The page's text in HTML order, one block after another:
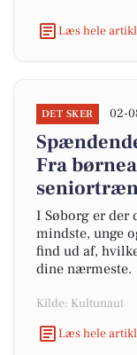
Læs hele
DET SKER 02-
Fra
I Søborg er der
mindste, unge
find ud af,
dine nærmeste.
Kilde: Kultunaut
Læs hele